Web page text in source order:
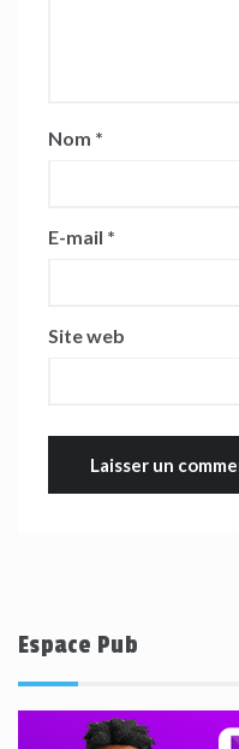
Nom *
E-mail *
Site web
Espace Pub